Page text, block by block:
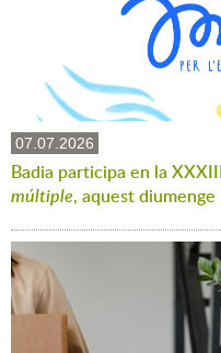
07.07.2026
Badia participa en la
múltiple, aquest diumenge